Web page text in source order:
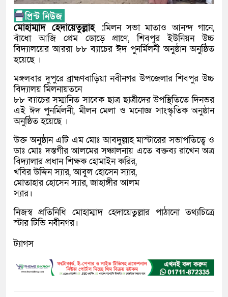
নবীনগরে জনবান্ধব তিন সিদ্ধান্তের প্রশংসায়
মান্নান
মোহাম্মাদ হেদায়েতুল্লাহ :মিলন সভা মাতাও আনন্দ গানে,
বাঁধো আজি প্রেম ডোড়ে প্রাণে, শিবপুর ইউনিয়ন উচ্চ
বিদ্যালয়ের আররা ৮৮ ব্যাচের ঈদ পুনর্মিলনী অনুষ্ঠান অনুষ্ঠিত
হয়েছে ।
মঙ্গলবার দুপুরে ব্রাহ্মণবাড়িয়া নবীনগর উপজেলার শিবপুর উচ্চ
বিদ্যালয় মিলনায়তনে
৮৮ ব্যাচের সম্মানিত সাবেক ছাত্র ছাত্রীদের উপস্থিতিতে দিনভর
এই ঈদ পুনর্মিলনী, মীলন মেলা ও মনোজ্ঞ সাংস্কৃতিক অনুষ্ঠান
অনুষ্ঠিত হয়েছে ।
উক্ত অনুষ্ঠান এটি এম মোঃ আবদুল্লাহ মাস্টারের সভাপতিত্বে ও
ডাঃ মোঃ দস্তগীর আলমের সঞ্চালনায় এতে বক্তব্য রাখেন অত্র
বিদ্যালার প্রধান শিক্ষক হোমাইন করির,
খবির উদ্দিন স্যার, আবুল হোসেন স্যার,
মোতাহার হোসেন স্যার, জাহাঙ্গীর আলম
স্যার।
নিজস্ব প্রতিনিধি মোহাম্মাদ হেদায়েতুল্লার পাঠানো তথ্যচিত্রে
স্টার টিভি নবীনগর।
ট্যাগস